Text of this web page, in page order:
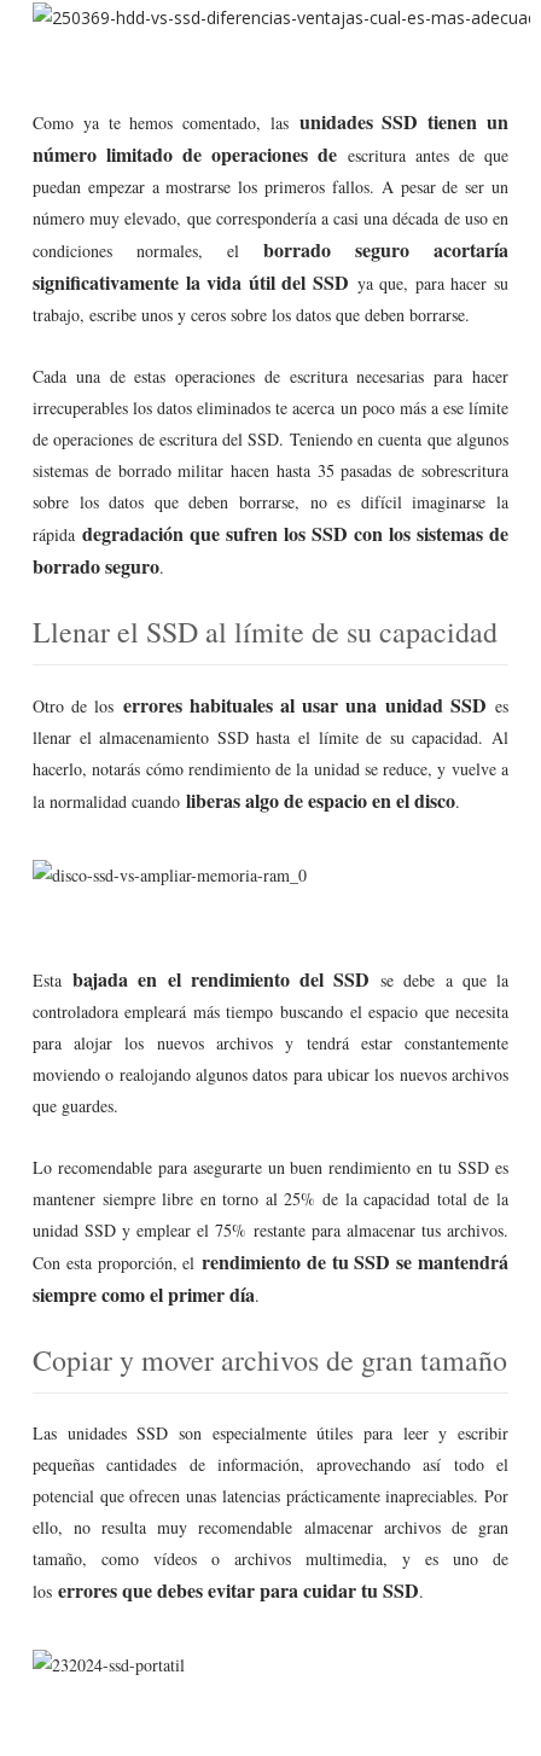
Como ya te hemos comentado, las unidades SSD tienen un
número limitado de operaciones de escritura antes de que
puedan empezar a mostrarse los primeros fallos. A pesar de ser un
número muy elevado, que correspondería a casi una década de uso en
condiciones normales, elborrado seguro acortaría
significativamente la vida útil del SSD ya que, para hacer su
trabajo, escribe unos y ceros sobre los datos que deben borrarse.
Cada una de estas operaciones de escritura necesarias para hacer
irrecuperables los datos eliminados te acerca un poco más a ese límite
de operaciones de escritura del SSD. Teniendo en cuenta que algunos
sistemas de borrado militar hacen hasta 35 pasadas de sobrescritura
sobre los datos que deben borrarse, no es difícil imaginarse la
rápida degradación que sufren los SSD con los sistemas de
borrado seguro.
Llenar el SSD al límite de su capacidad
Otro de los errores habituales al usar una unidad SSD es
llenar el almacenamiento SSD hasta el límite de su capacidad. Al
hacerlo, notarás cómo rendimiento de la unidad se reduce, y vuelve a
la normalidad cuando liberas algo de espacio en el disco.
Estabajada en el rendimiento del SSD se debe a que la
controladora empleará más tiempo buscando el espacio que necesita
para alojar los nuevos archivos y tendrá estar constantemente
moviendo o realojando algunos datos para ubicar los nuevos archivos
que guardes.
Lo recomendable para asegurarte un buen rendimiento en tu SSD es
mantener siempre libre en torno al 25% de la capacidad total de la
unidad SSD y emplear el 75% restante para almacenar tus archivos.
Con esta proporción, elrendimiento de tu SSD se mantendrá
siempre como el primer día.
Copiar y mover archivos de gran tamaño
Las unidades SSD son especialmente útiles para leer y escribir
pequeñas cantidades de información, aprovechando así todo el
potencial que ofrecen unas latencias prácticamente inapreciables. Por
ello, no resulta muy recomendable almacenar archivos de gran
tamaño, como vídeos o archivos multimedia, y es uno de
los errores que debes evitar para cuidar tu SSD.